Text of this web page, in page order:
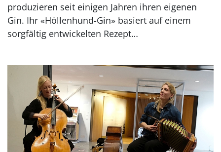
produzieren seit einigen Jahren ihren eigenen
Gin. Ihr «Höllenhund-Gin» basiert auf einem
sorgfältig entwickelten Rezept…